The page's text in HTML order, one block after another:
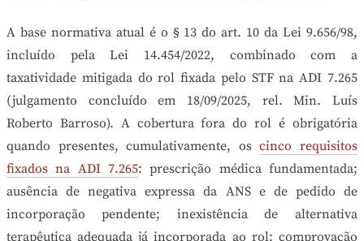
A base normativa atual é o § 13 do art. 10 da Lei 9.656/98,
incluído pela Lei 14.454/2022, combinado com a
taxatividade mitigada do rol fixada pelo STF na ADI 7.265
(julgamento concluído em 18/09/2025, rel. Min. Luís
Roberto Barroso). A cobertura fora do rol é obrigatória
quando presentes, cumulativamente, oscinco requisitos
fixados na ADI 7.265: prescrição médica fundamentada;
ausência de negativa expressa da ANS e de pedido de
incorporação pendente; inexistência de alternativa
terapêutica adequada já incorporada ao rol; comprovação